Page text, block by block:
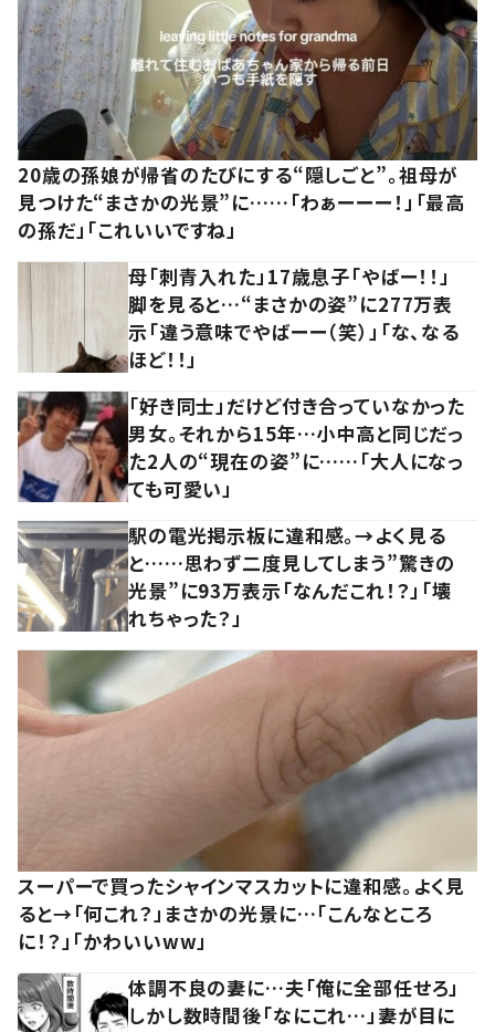
20歳の孫娘が帰省のたびにする“隠しごと”。祖母が
見つけた“まさかの光景”に……「わぁーーー！」「最高
の孫だ」「これいいですね」
母「刺青入れた」17歳息子「やばー！！」
脚を見ると…“まさかの姿”に277万表
示「違う意味でやばーー（笑）」「な、なる
ほど！！」
「好き同士」だけど付き合っていなかった
男女。それから15年…小中高と同じだっ
た2人の“現在の姿”に……「大人になっ
ても可愛い」
駅の電光掲示板に違和感。→よく見る
と……思わず二度見してしまう”驚きの
光景”に93万表示「なんだこれ！？」「壊
れちゃった？」
スーパーで買ったシャインマスカットに違和感。よく見
ると→「何これ？」まさかの光景に…「こんなところ
に！？」「かわいいww」
体調不良の妻に…夫「俺に全部任せろ」
しかし数時間後「なにこれ…」妻が目に